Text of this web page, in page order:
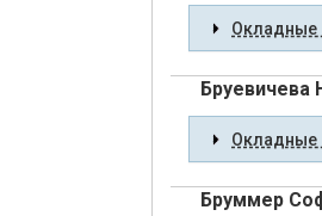
Окладные
Бруевичева
Окладные
Бруммер